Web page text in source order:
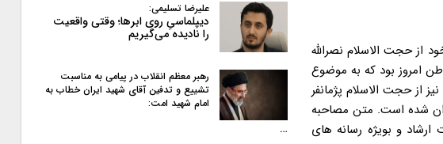
از حجت الاسلام نصرالله
امروز بود که به موضوع
از حجت الاسلام پژمانفر
شده است. متن مصاحبه
ماه نخست یارانه مطبوعاتی وزارت ارشاد و بویژه رسانه های
علیرضا تسلیمی:
دیپلماسیِ روی ابرها؛ وقتی واقعیت
را نادیده می‌گیریم
رهبر معظم انقلاب در پیامی به‌ مناسبت
تشییع و تدفین آقای شهید ایران خطاب به
امام شهید امت:
…